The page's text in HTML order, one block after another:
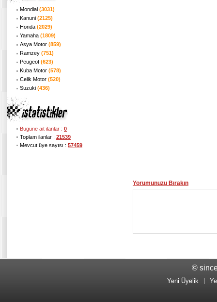
Mondial (3031)
Kanuni (2125)
Honda (2029)
Yamaha (1809)
Asya Motor (859)
Ramzey (751)
Peugeot (623)
Kuba Motor (578)
Celik Motor (520)
Suzuki (436)
Bugüne ait ilanlar : 0
Toplam ilanlar : 21539
Mevcut üye sayısı : 57459
Yorumunuzu Bırakın
©
Yeni Üyelik